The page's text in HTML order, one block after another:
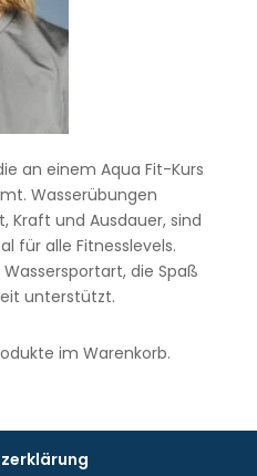
an einem Aqua Fit-Kurs
Wasserübungen
Kraft und Ausdauer, sind
für alle Fitnesslevels.
die Spaß
unterstützt.
im Warenkorb.